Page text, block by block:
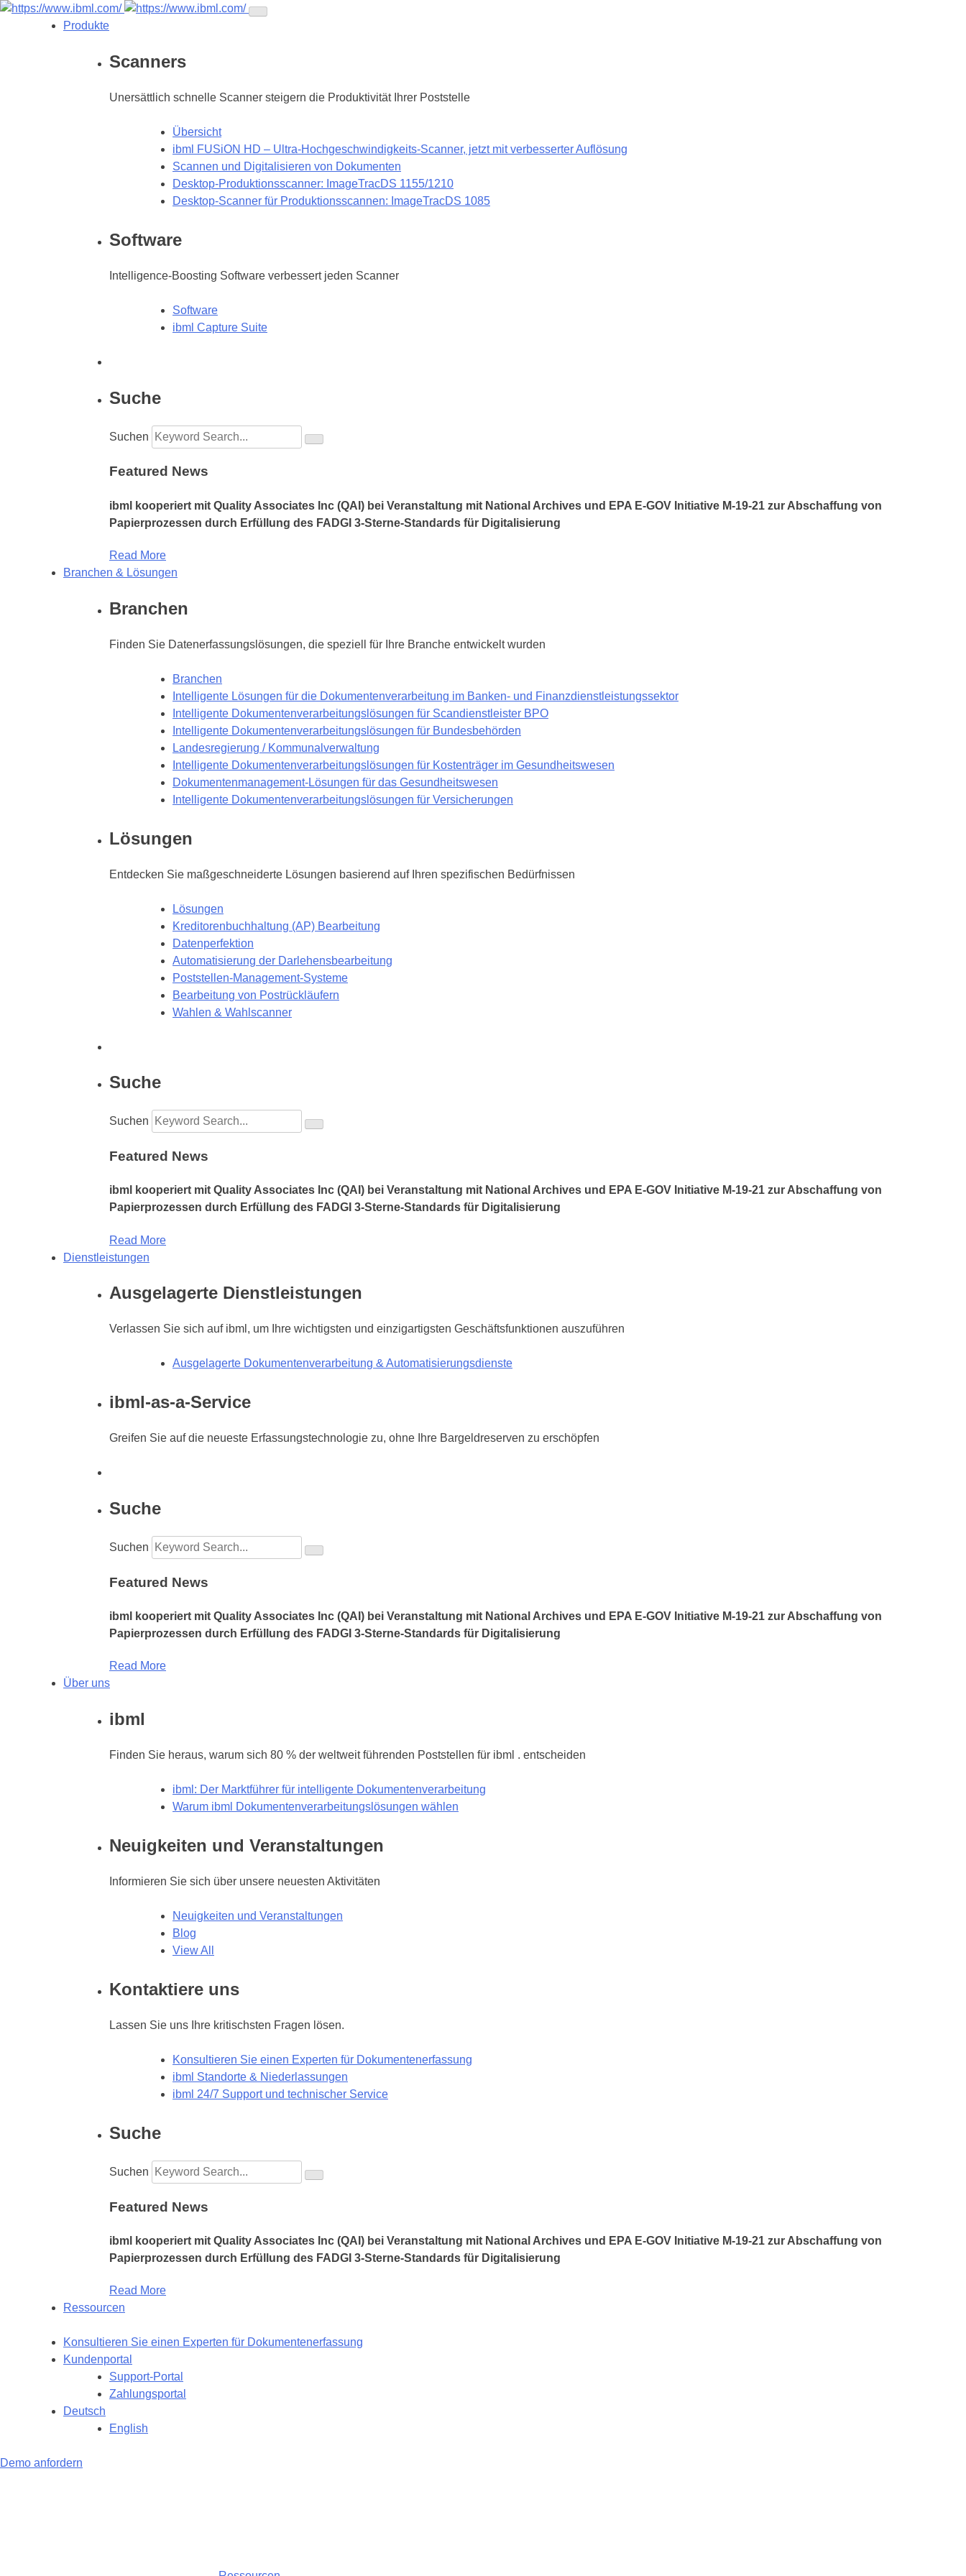
Produkte
Scanners
Unersättlich schnelle Scanner steigern die Produktivität Ihrer Poststelle
Übersicht
ibml FUSiON HD – Ultra-Hochgeschwindigkeits-Scanner, jetzt mit verbesserter Auflösung
Scannen und Digitalisieren von Dokumenten
Desktop-Produktionsscanner: ImageTracDS 1155/1210
Desktop-Scanner für Produktionsscannen: ImageTracDS 1085
Software
Intelligence-Boosting Software verbessert jeden Scanner
Software
ibml Capture Suite
Suche
Suchen
Featured News
ibml kooperiert mit Quality Associates Inc (QAI) bei Veranstaltung mit National Archives und EPA E-GOV Initiative M-19-21 zur Abschaffung von
Papierprozessen durch Erfüllung des FADGI 3-Sterne-Standards für Digitalisierung
Read More
Branchen & Lösungen
Branchen
Finden Sie Datenerfassungslösungen, die speziell für Ihre Branche entwickelt wurden
Branchen
Intelligente Lösungen für die Dokumentenverarbeitung im Banken- und Finanzdienstleistungssektor
Intelligente Dokumentenverarbeitungslösungen für Scandienstleister BPO
Intelligente Dokumentenverarbeitungslösungen für Bundesbehörden
Landesregierung / Kommunalverwaltung
Intelligente Dokumentenverarbeitungslösungen für Kostenträger im Gesundheitswesen
Dokumentenmanagement-Lösungen für das Gesundheitswesen
Intelligente Dokumentenverarbeitungslösungen für Versicherungen
Lösungen
Entdecken Sie maßgeschneiderte Lösungen basierend auf Ihren spezifischen Bedürfnissen
Lösungen
Kreditorenbuchhaltung (AP) Bearbeitung
Datenperfektion
Automatisierung der Darlehensbearbeitung
Poststellen-Management-Systeme
Bearbeitung von Postrückläufern
Wahlen & Wahlscanner
Suche
Suchen
Featured News
ibml kooperiert mit Quality Associates Inc (QAI) bei Veranstaltung mit National Archives und EPA E-GOV Initiative M-19-21 zur Abschaffung von
Papierprozessen durch Erfüllung des FADGI 3-Sterne-Standards für Digitalisierung
Read More
Dienstleistungen
Ausgelagerte Dienstleistungen
Verlassen Sie sich auf ibml, um Ihre wichtigsten und einzigartigsten Geschäftsfunktionen auszuführen
Ausgelagerte Dokumentenverarbeitung & Automatisierungsdienste
ibml-as-a-Service
Greifen Sie auf die neueste Erfassungstechnologie zu, ohne Ihre Bargeldreserven zu erschöpfen
Suche
Suchen
Featured News
ibml kooperiert mit Quality Associates Inc (QAI) bei Veranstaltung mit National Archives und EPA E-GOV Initiative M-19-21 zur Abschaffung von
Papierprozessen durch Erfüllung des FADGI 3-Sterne-Standards für Digitalisierung
Read More
Über uns
ibml
Finden Sie heraus, warum sich 80 % der weltweit führenden Poststellen für ibml . entscheiden
ibml: Der Marktführer für intelligente Dokumentenverarbeitung
Warum ibml Dokumentenverarbeitungslösungen wählen
Neuigkeiten und Veranstaltungen
Informieren Sie sich über unsere neuesten Aktivitäten
Neuigkeiten und Veranstaltungen
Blog
View All
Kontaktiere uns
Lassen Sie uns Ihre kritischsten Fragen lösen.
Konsultieren Sie einen Experten für Dokumentenerfassung
ibml Standorte & Niederlassungen
ibml 24/7 Support und technischer Service
Suche
Suchen
Featured News
ibml kooperiert mit Quality Associates Inc (QAI) bei Veranstaltung mit National Archives und EPA E-GOV Initiative M-19-21 zur Abschaffung von
Papierprozessen durch Erfüllung des FADGI 3-Sterne-Standards für Digitalisierung
Read More
Ressourcen
Konsultieren Sie einen Experten für Dokumentenerfassung
Kundenportal
Support-Portal
Zahlungsportal
Deutsch
English
Demo anfordern